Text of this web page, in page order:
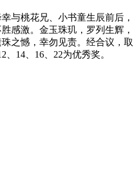
与桃花兄、小书童生辰前后，
感激。金玉珠玑，罗列生辉，
之憾，幸勿见责。经合议，取
、14、16、22为优秀奖。